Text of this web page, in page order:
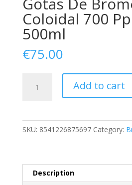
Coloidal 700
500ml
€75.00
quantity
Add to cart
SKU: 8541226875697 Category:
Description